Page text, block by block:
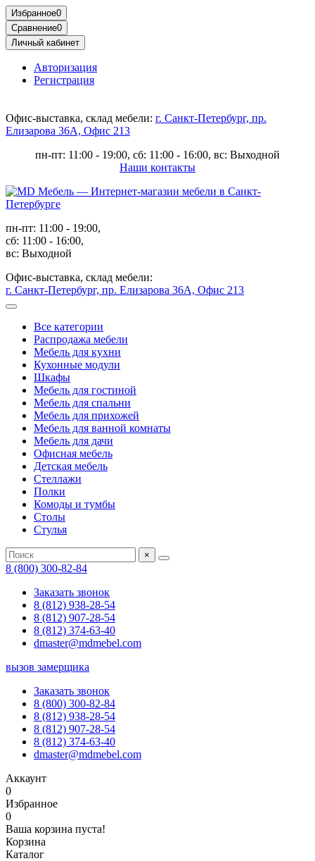
Избранное0
Сравнение0
Личный кабинет
Авторизация
Регистрация
Офис-выставка, склад мебели: г. Санкт-Петербург, пр.
Елизарова 36А, Офис 213
пн-пт: 11:00 - 19:00, сб: 11:00 - 16:00, вс: Выходной
Наши контакты
пн-пт: 11:00 - 19:00,
сб: 11:00 - 16:00,
вс: Выходной
Офис-выставка, склад мебели:
г. Санкт-Петербург, пр. Елизарова 36А, Офис 213
Все категории
Распродажа мебели
Мебель для кухни
Кухонные модули
Шкафы
Мебель для гостиной
Мебель для спальни
Мебель для прихожей
Мебель для ванной комнаты
Мебель для дачи
Офисная мебель
Детская мебель
Стеллажи
Полки
Комоды и тумбы
Столы
Стулья
×
8 (800) 300-82-84
Заказать звонок
8 (812) 938-28-54
8 (812) 907-28-54
8 (812) 374-63-40
dmaster@mdmebel.com
вызов замерщика
Заказать звонок
8 (800) 300-82-84
8 (812) 938-28-54
8 (812) 907-28-54
8 (812) 374-63-40
dmaster@mdmebel.com
Аккаунт
0
Избранное
0
Ваша корзина пуста!
Корзина
Каталог